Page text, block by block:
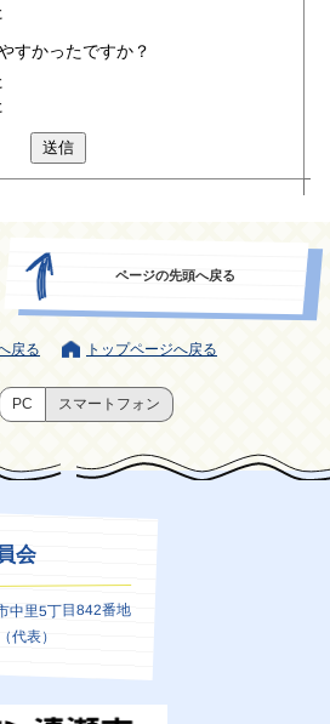
すかったですか？
送信
ページの先頭へ戻る
戻る トップページへ戻る
PC スマートフォン
会
里5丁目842番地
代表）